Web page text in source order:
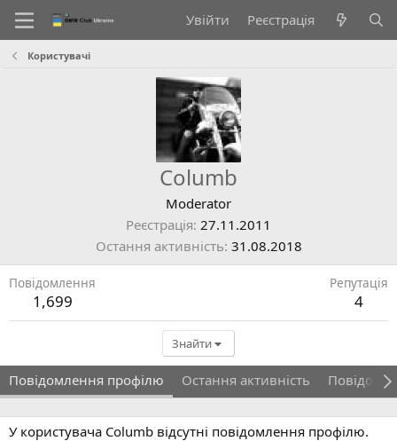
Увійти Реєстрація
Користувачі
Columb
Moderator
Реєстрація 27.11.2011
Остання активність 31.08.2018
Повідомлення
1,699
Репутація
4
Знайти
Повідомлення профілю Остання активність
У користувача Columb відсутні повідомлення профілю.